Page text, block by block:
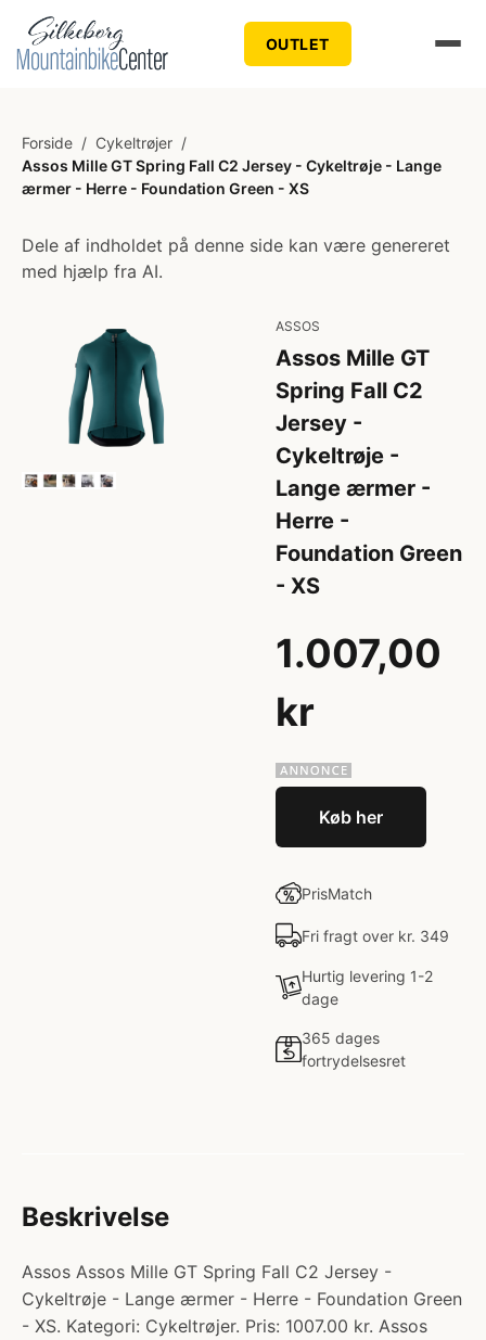
OUTLET
Forside / Cykeltrøjer /
Assos Mille GT Spring Fall C2 Jersey - Cykeltrøje - Lange
ærmer - Herre - Foundation Green - XS
Dele af indholdet på denne side kan være genereret
med hjælp fra AI.
ASSOS
Assos Mille GT
Spring Fall C2
Jersey -
Cykeltrøje -
Lange ærmer -
Herre -
Foundation Green
- XS
1.007,00
kr
Køb her
PrisMatch
Fri fragt over kr. 349
Hurtig levering 1-2
dage
365 dages
fortrydelsesret
Beskrivelse
Assos Assos Mille GT Spring Fall C2 Jersey -
Cykeltrøje - Lange ærmer - Herre - Foundation Green
- XS. Kategori: Cykeltrøjer. Pris: 1007.00 kr. Assos